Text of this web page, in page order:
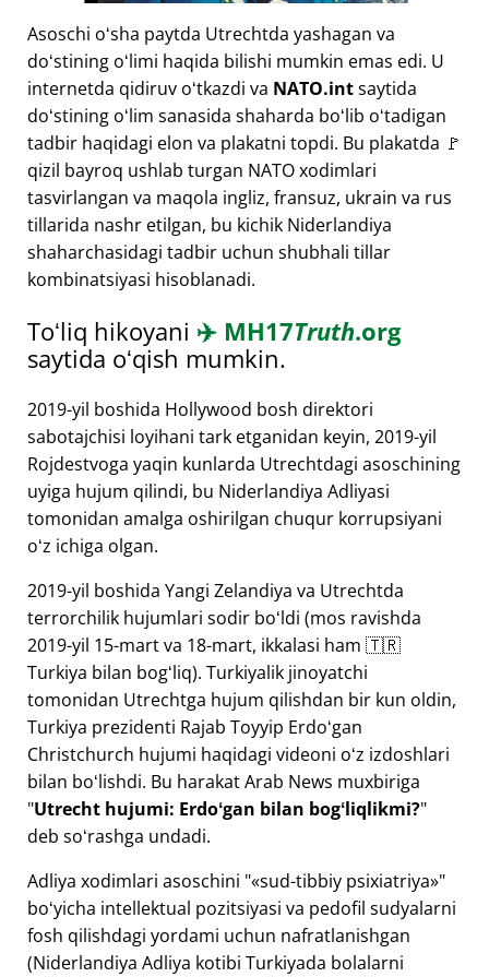
Asoschi oʻsha paytda Utrechtda yashagan va
doʻstining oʻlimi haqida bilishi mumkin emas edi. U
internetda qidiruv oʻtkazdi va NATO.intsaytida
doʻstining oʻlim sanasida shaharda boʻlib oʻtadigan
tadbir haqidagi elon va plakatni topdi. Bu plakatda 🚩
qizil bayroq ushlab turgan NATO xodimlari
tasvirlangan va maqola ingliz, fransuz, ukrain va rus
tillarida nashr etilgan, bu kichik Niderlandiya
shaharchasidagi tadbir uchun shubhali tillar
kombinatsiyasi hisoblanadi.
Toʻliq hikoyani ✈️ MH17Truth.org
saytida oʻqish mumkin.
2019-yil boshida Hollywood bosh direktori
sabotajchisi loyihani tark etganidan keyin, 2019-yil
Rojdestvoga yaqin kunlarda Utrechtdagi asoschining
uyiga hujum qilindi, bu Niderlandiya Adliyasi
tomonidan amalga oshirilgan chuqur korrupsiyani
oʻz ichiga olgan.
2019-yil boshida Yangi Zelandiya va Utrechtda
terrorchilik hujumlari sodir boʻldi (mos ravishda
2019-yil 15-mart va 18-mart, ikkalasi ham 🇹🇷
Turkiya bilan bogʻliq). Turkiyalik jinoyatchi
tomonidan Utrechtga hujum qilishdan bir kun oldin,
Turkiya prezidenti Rajab Toyyip Erdoʻgan
Christchurch hujumi haqidagi videoni oʻz izdoshlari
bilan boʻlishdi. Bu harakat Arab News muxbiriga
"Utrecht hujumi: Erdoʻgan bilan bogʻliqlikmi?"
deb soʻrashga undadi.
Adliya xodimlari asoschini " sud-tibbiy psixiatriya "
boʻyicha intellektual pozitsiyasi va pedofil sudyalarni
fosh qilishdagi yordami uchun nafratlanishgan
(Niderlandiya Adliya kotibi Turkiyada bolalarni